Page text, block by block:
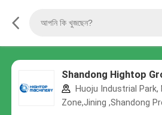
Shandong Hightop
Huoju Industrial
Zone,Jining ,Shandong